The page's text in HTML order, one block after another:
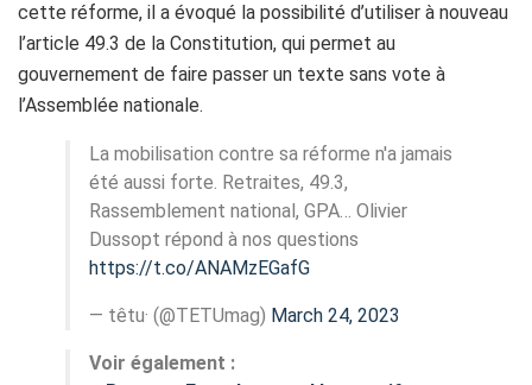
cette réforme, il a évoqué la possibilité d’utiliser à nouveau
l’article 49.3 de la Constitution, qui permet au
gouvernement de faire passer un texte sans vote à
l’Assemblée nationale.
La mobilisation contre sa réforme n'a jamais
été aussi forte. Retraites, 49.3,
Rassemblement national, GPA… Olivier
Dussopt répond à nos questions
https://t.co/ANAMzEGafG
— têtu· (@TETUmag) March 24, 2023
Voir également :